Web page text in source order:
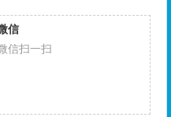
信
信扫一扫